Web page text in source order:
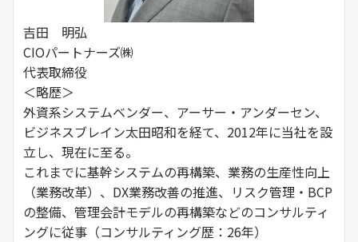
吉田 明弘
CIOパートナーズ㈱
代表取締役
＜略歴＞
外資系システムベンダー、アーサー・アンダーセン、
ビジネスブレイン太田昭和を経て、2012年に当社を設
立し、現在に至る。
これまでに基幹システムの再構築、業務の生産性向上
（業務改革）、DX業務改善の推進、リスク管理・BCP
の整備、管理会計モデルの再構築などのコンサルティ
ングに従事（コンサルティング歴：26年）